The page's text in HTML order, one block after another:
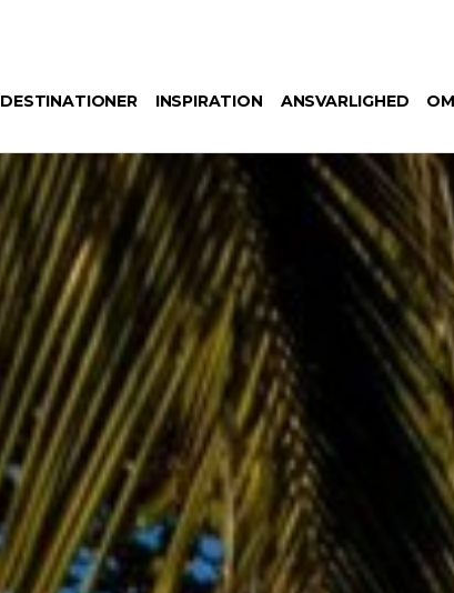
DESTINATIONER INSPIRATION ANSVARLIGHED